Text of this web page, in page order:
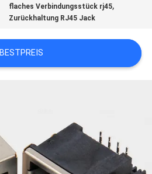
flaches Verbindungsstück rj45,
Zurückhaltung RJ45 Jack
BESTPREIS